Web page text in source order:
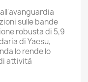
sulle bande
robusta di 5,9
di Yaesu,
lo rende lo
attività